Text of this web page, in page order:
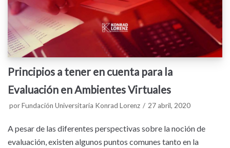
Principios a tener en cuenta para la
Evaluación en Ambientes Virtuales
porFundación Universitaria Konrad Lorenz 27 abril, 2020
A pesar de las diferentes perspectivas sobre la noción de
evaluación, existen algunos puntos comunes tanto en la